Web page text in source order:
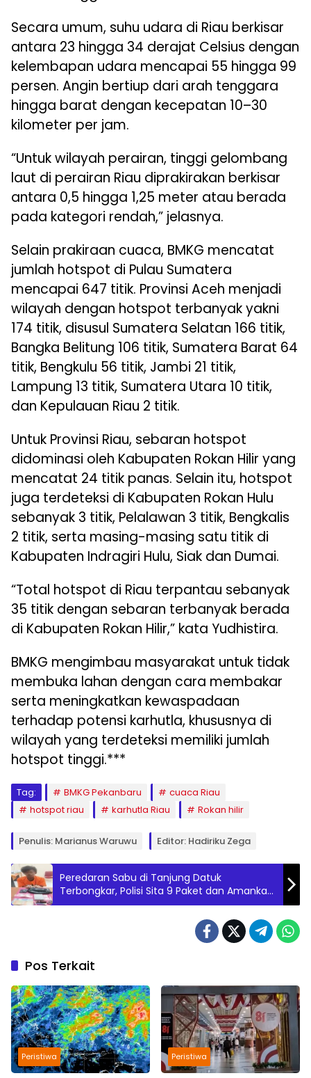
Secara umum, suhu udara di Riau berkisar
antara 23 hingga 34 derajat Celsius dengan
kelembapan udara mencapai 55 hingga 99
persen. Angin bertiup dari arah tenggara
hingga barat dengan kecepatan 10–30
kilometer per jam.
“Untuk wilayah perairan, tinggi gelombang
laut di perairan Riau diprakirakan berkisar
antara 0,5 hingga 1,25 meter atau berada
pada kategori rendah,” jelasnya.
Selain prakiraan cuaca, BMKG mencatat
jumlah hotspot di Pulau Sumatera
mencapai 647 titik. Provinsi Aceh menjadi
wilayah dengan hotspot terbanyak yakni
174 titik, disusul Sumatera Selatan 166 titik,
Bangka Belitung 106 titik, Sumatera Barat 64
titik, Bengkulu 56 titik, Jambi 21 titik,
Lampung 13 titik, Sumatera Utara 10 titik,
dan Kepulauan Riau 2 titik.
Untuk Provinsi Riau, sebaran hotspot
didominasi oleh Kabupaten Rokan Hilir yang
mencatat 24 titik panas. Selain itu, hotspot
juga terdeteksi di Kabupaten Rokan Hulu
sebanyak 3 titik, Pelalawan 3 titik, Bengkalis
2 titik, serta masing-masing satu titik di
Kabupaten Indragiri Hulu, Siak dan Dumai.
“Total hotspot di Riau terpantau sebanyak
35 titik dengan sebaran terbanyak berada
di Kabupaten Rokan Hilir,” kata Yudhistira.
BMKG mengimbau masyarakat untuk tidak
membuka lahan dengan cara membakar
serta meningkatkan kewaspadaan
terhadap potensi karhutla, khususnya di
wilayah yang terdeteksi memiliki jumlah
hotspot tinggi.***
Tag: BMKG Pekanbaru
cuaca Riau
hotspot riau
karhutla Riau Rokan hilir
Penulis: Marianus Waruwu Editor: Hadiriku Zega
Peredaran Sabu di Tanjung Datuk
Terbongkar, Polisi Sita 9 Paket dan Amankan
Seorang Pria
Pos Terkait
Peristiwa Peristiwa